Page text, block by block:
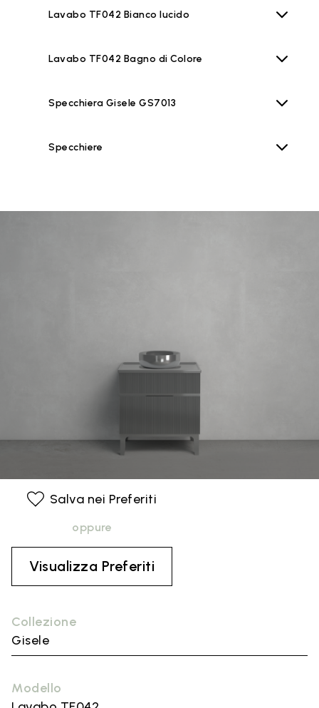
Lavabo TF042 Bianco lucido
Lavabo TF042 Bagno di Colore
Specchiera Gisele GS7013
Specchiere
Collezione
Gisele
Modello
Salva nei Preferiti
oppure
Visualizza Preferiti